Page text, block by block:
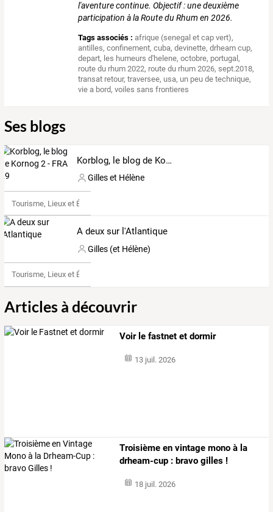
l'aventure continue. Objectif : une deuxième
participation à la Route du Rhum en 2026.
Tags associés : afrique (senegal et cap vert),
antilles,confinement,cuba,devinette,drheam cup,
depart, les humeurs d'helene,octobre, portugal,
route du rhum 2022, route du rhum 2026,sept.2018,
transat retour,traversee, usa, un peu de technique,
vie a bord,voiles sans frontieres
Ses blogs
Korblog, le blog de Kornog 2 - FRA 29
Gilles et Hélène
Tourisme, Lieux et Événements
A deux sur l'Atlantique
Gilles (et Hélène)
Tourisme, Lieux et Événements
Articles à découvrir
Voir le fastnet et dormir
13 juil. 2026
Troisième en vintage mono à la
drheam-cup : bravo gilles !
18 juil. 2026